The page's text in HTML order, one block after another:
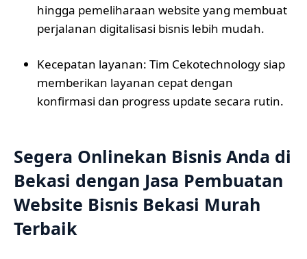
hingga pemeliharaan website yang membuat
perjalanan digitalisasi bisnis lebih mudah.
Kecepatan layanan: Tim Cekotechnology siap
memberikan layanan cepat dengan
konfirmasi dan progress update secara rutin.
Segera Onlinekan Bisnis Anda di
Bekasi dengan Jasa Pembuatan
Website Bisnis Bekasi Murah
Terbaik